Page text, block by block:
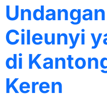
Cileunyi
di
Keren